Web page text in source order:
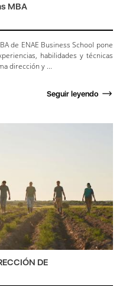
MBA
de ENAE Business School pone
habilidades y técnicas
dirección y ...
Seguir leyendo
DE